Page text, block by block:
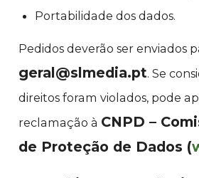
Portabilidade dos dados.
Pedidos deverão ser enviados
geral@slmedia.pt. Se
direitos foram violados, pode
reclamação à CNPD –
de Proteção de Dados (